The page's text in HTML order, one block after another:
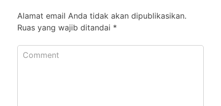
Alamat email Anda tidak akan dipublikasikan.
Ruas yang wajib ditandai *